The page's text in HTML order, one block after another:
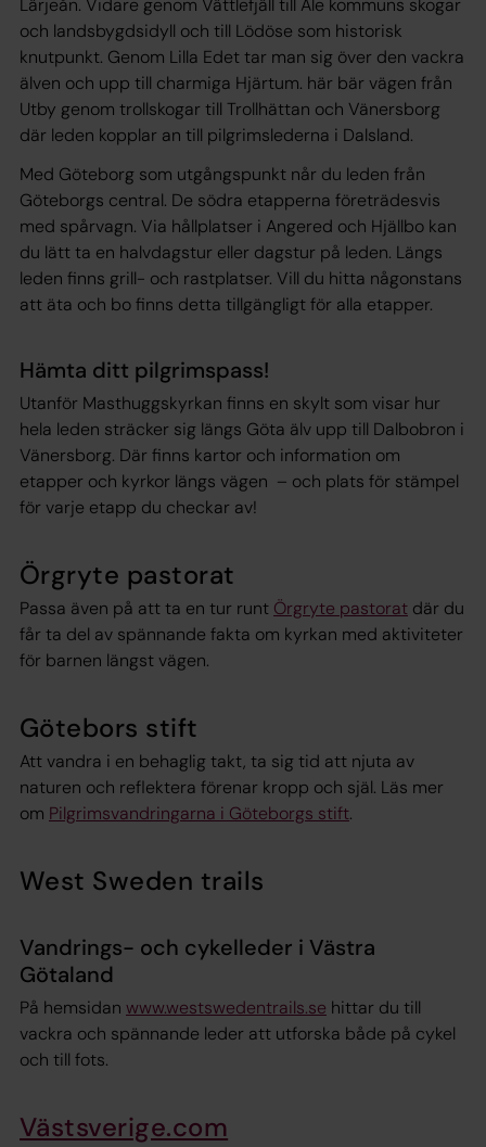
och landsbygdsidyll och till Lödöse som historisk
knutpunkt. Genom Lilla Edet tar man sig över den vackra
älven och upp till charmiga Hjärtum. här bär vägen från
Utby genom trollskogar till Trollhättan och Vänersborg
där leden kopplar an till pilgrimslederna i Dalsland.
Med Göteborg som utgångspunkt når du leden från
Göteborgs central. De södra etapperna företrädesvis
med spårvagn. Via hållplatser i Angered och Hjällbo kan
du lätt ta en halvdagstur eller dagstur på leden. Längs
leden finns grill- och rastplatser. Vill du hitta någonstans
att äta och bo finns detta tillgängligt för alla etapper.
Hämta ditt pilgrimspass!
Utanför Masthuggskyrkan finns en skylt som visar hur
hela leden sträcker sig längs Göta älv upp till Dalbobron i
Vänersborg. Där finns kartor och information om
etapper och kyrkor längs vägen – och plats för stämpel
för varje etapp du checkar av!
Örgryte pastorat
Passa även på att ta en tur runt Örgryte pastorat där du
får ta del av spännande fakta om kyrkan med aktiviteter
för barnen längst vägen.
Götebors stift
Att vandra i en behaglig takt, ta sig tid att njuta av
naturen och reflektera förenar kropp och själ. Läs mer
om Pilgrimsvandringarna i Göteborgs stift.
West Sweden trails
Vandrings- och cykelleder i Västra
Götaland
På hemsidan www.westswedentrails.se hittar du till
vackra och spännande leder att utforska både på cykel
och till fots.
Västsverige.com